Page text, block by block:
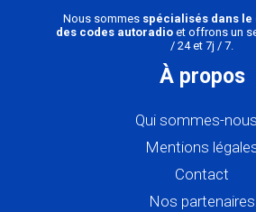
Nous sommes spécialisés dans
des codes autoradio et offrons un
/ 24 et 7j / 7.
À propos
Qui sommes-
Mentions
Contact
Nos partenaires